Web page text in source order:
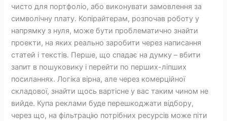
чисто для портфоліо, або виконувати замовлення за
символічну плату. Копірайтерам, розпочав роботу у
напрямку з нуля, може бути проблематично знайти
проекти, на яких реально заробити через написання
статей і текстів. Перше, що спадає на думку – вбити
запит в пошуковику і перейти по перших-ліпших
посиланнях. Логіка вірна, але через комерційної
складової, знайти щось вартісне у вас таким чином не
вийде. Купа реклами буде перешкоджати відбору,
через що, на фільтрацію потрібних ресурсів може піти